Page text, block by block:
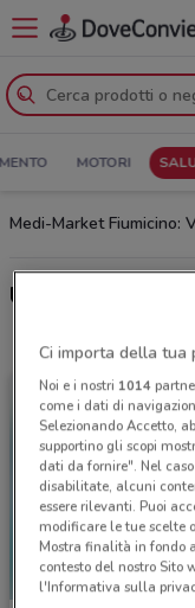
MOTORI
Medi-Market Fiumicino:
Ultime offerte
Ci importa della tua
Noi e i nostri 1014
come i dati di
Selezionando Accetto,
supportino gli scopi
dati da fornire". Nel
disabilitate, alcuni
essere rilevanti. Puoi
modificare le tue scelte
Mostra finalità in fondo
contesto del nostro Sito
l'Informativa sulla